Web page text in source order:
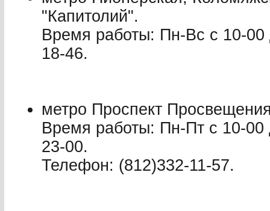
"Капитолий".
Время работы: Пн-Вс с 10-
18-46.
метро Проспект
Время работы: Пн-Пт с 10-
23-00.
Телефон: (812)332-11-57.